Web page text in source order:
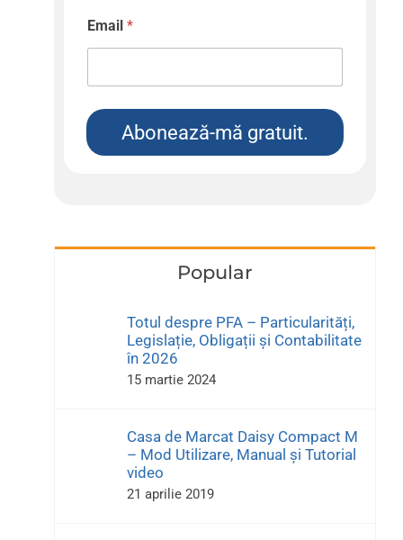
Email *
Abonează-mă gratuit.
Popular
Totul despre PFA – Particularități,
Legislație, Obligații și Contabilitate
în 2026
15 martie 2024
Casa de Marcat Daisy Compact M
– Mod Utilizare, Manual și Tutorial
video
21 aprilie 2019